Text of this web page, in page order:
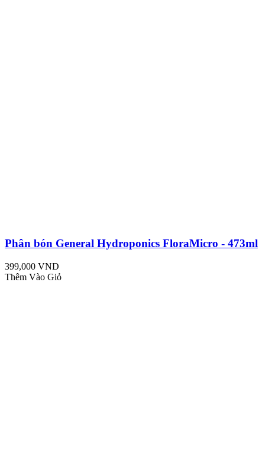
Phân bón General Hydroponics FloraMicro - 473ml
399,000 VND
Thêm Vào Giỏ